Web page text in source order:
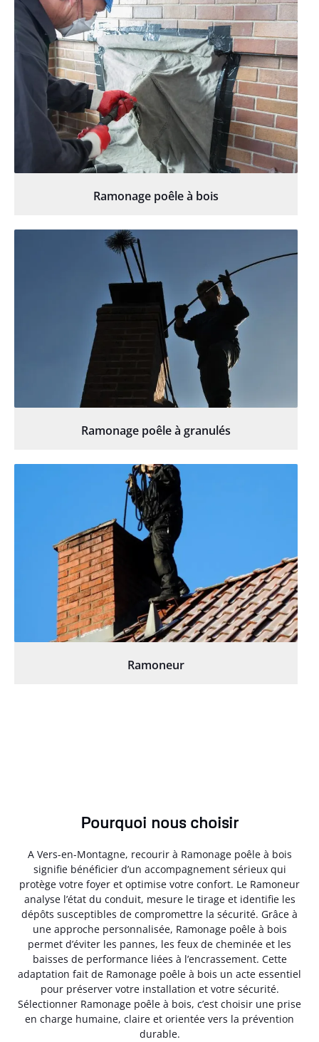
Ramonage poêle à bois
Ramonage poêle à granulés
Ramoneur
Pourquoi nous choisir
A Vers-en-Montagne, recourir à Ramonage poêle à bois
signifie bénéficier d’un accompagnement sérieux qui
protège votre foyer et optimise votre confort. Le Ramoneur
analyse l’état du conduit, mesure le tirage et identifie les
dépôts susceptibles de compromettre la sécurité. Grâce à
une approche personnalisée, Ramonage poêle à bois
permet d’éviter les pannes, les feux de cheminée et les
baisses de performance liées à l’encrassement. Cette
adaptation fait de Ramonage poêle à bois un acte essentiel
pour préserver votre installation et votre sécurité.
Sélectionner Ramonage poêle à bois, c’est choisir une prise
en charge humaine, claire et orientée vers la prévention
durable.